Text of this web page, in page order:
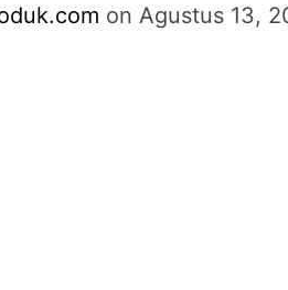
on Agustus 13,